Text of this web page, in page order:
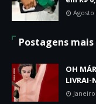
Agosto
Postagens
OH
LIVRAI-